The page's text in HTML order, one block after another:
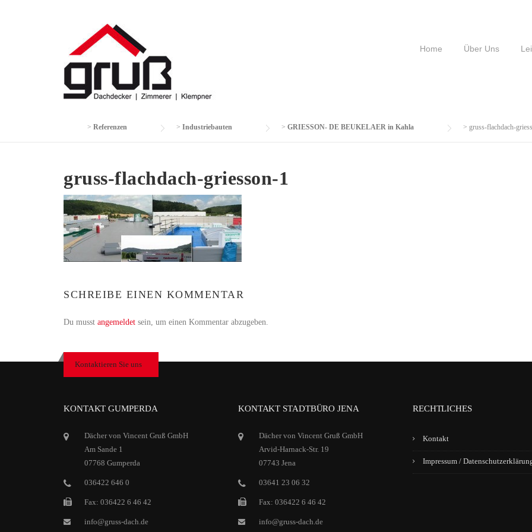
Home Über Uns
> Referenzen > Industriebauten > GRIESSON- DE BEUKELAER in Kahla > gruss-flachdach-
gruss-flachdach-griesson-1
SCHREIBE EINEN KOMMENTAR
Du musst angemeldet sein, um einen Kommentar abzugeben.
Kontaktieren Sie uns
KONTAKT GUMPERDA
Dächer von Vincent Gruß GmbH
Am Sande 1
07768 Gumperda
036422 646 0
Fax: 036422 6 46 42
info@gruss-dach.de
KONTAKT STADTBÜRO JENA
Dächer von Vincent Gruß GmbH
Arvid-Harnack-Str. 19
07743 Jena
03641 23 06 32
Fax: 036422 6 46 42
info@gruss-dach.de
RECHTLICHES
Kontakt
Impressum /